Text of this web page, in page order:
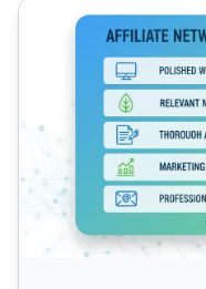
Cómo mejorar tus